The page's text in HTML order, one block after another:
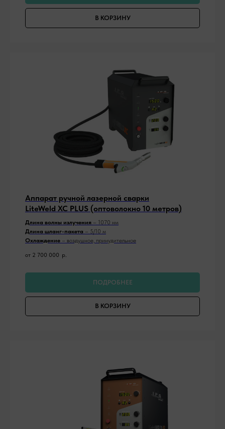
В КОРЗИНУ
Аппарат ручной лазерной сварки
LiteWeld XC PLUS (оптоволокно 10 метров)
Длина волны излучения – 1070 нм
Длина шланг-пакета – 5/10 м
Охлаждение – воздушное, принудительное
от 2 700 000 р.
ПОДРОБНЕЕ
В КОРЗИНУ